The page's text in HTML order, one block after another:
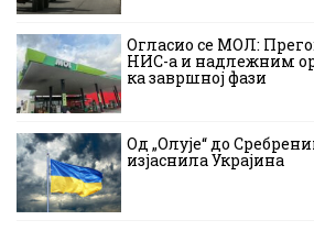
Огласио се МОЛ:
НИС-а и надлежним
ка завршној фази
Од „Олује“ до
изјаснила Украјина